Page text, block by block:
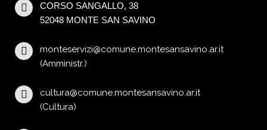
CORSO SANGALLO, 38
52048 MONTE SAN SAVINO
monteservizi@comune.montesansavino.ar.it
(Amministr.)
cultura@comune.montesansavino.ar.it
(Cultura)